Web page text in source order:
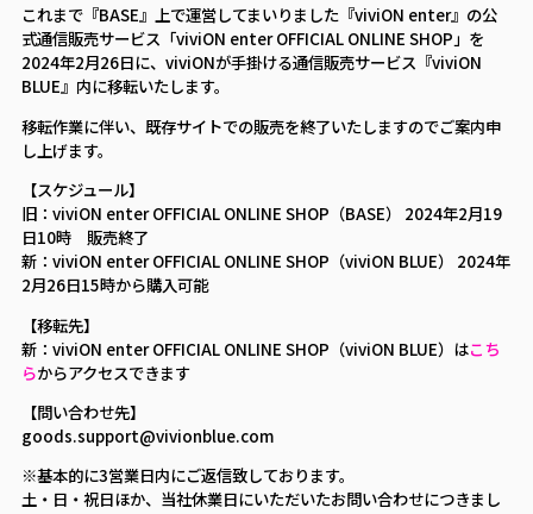
これまで『BASE』上で運営してまいりました『viviON enter』の公
式通信販売サービス「viviON enter OFFICIAL ONLINE SHOP」を
2024年2月26日に、viviONが手掛ける通信販売サービス『viviON
BLUE』内に移転いたします。
移転作業に伴い、既存サイトでの販売を終了いたしますのでご案内申
し上げます。
【スケジュール】
旧：viviON enter OFFICIAL ONLINE SHOP（BASE） 2024年2月19
日10時 販売終了
新：viviON enter OFFICIAL ONLINE SHOP（viviON BLUE） 2024年
2月26日15時から購入可能
【移転先】
新：viviON enter OFFICIAL ONLINE SHOP（viviON BLUE）はこち
らからアクセスできます
【問い合わせ先】
goods.support@vivionblue.com
※基本的に3営業日内にご返信致しております。
土・日・祝日ほか、当社休業日にいただいたお問い合わせにつきまし